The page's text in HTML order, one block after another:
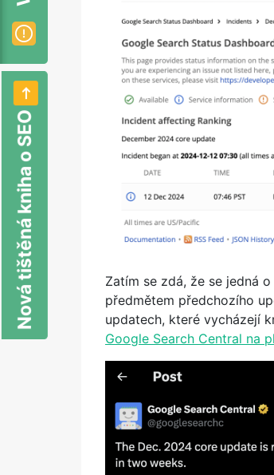
Nová tištěná kniha o SEO
Zatím se zdá, že se jedná
předmětem předchozího
updatech, které vycházejí
Google Search Central na